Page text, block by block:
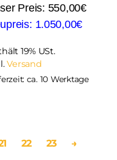
550,00€
1.050,00€
19% USt.
Versand
ca. 10 Werktage
22 23 →